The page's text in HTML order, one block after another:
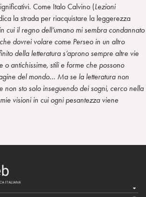
Come Italo Calvino (Lezioni
la strada per riacquistare la leggerezza
cui il regno dell’umano mi sembra condannato
dovrei volare come Perseo in un altro
della letteratura s’aprono sempre altre vie
o antichissime, stili e forme che possono
del mondo… Ma se la letteratura non
non sto solo inseguendo dei sogni, cerco nella
visioni in cui ogni pesantezza viene